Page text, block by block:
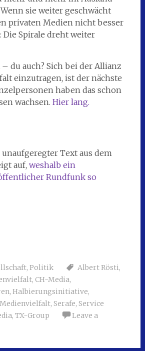
sie weiter geschwächt
privaten Medien nicht besser
Spirale dreht weiter
du auch? Sich bei der Allianz
einzutragen, ist der nächste
haben das schon
wachsen. Hier lang.
Text aus dem
auf, weshalb ein
Rundfunk so
, Politik Albert Rösti,
, CH-Media,
, Halbierungsinitiative,
Medienvielfalt, Serafe, Service
, TX-Group
Leave a